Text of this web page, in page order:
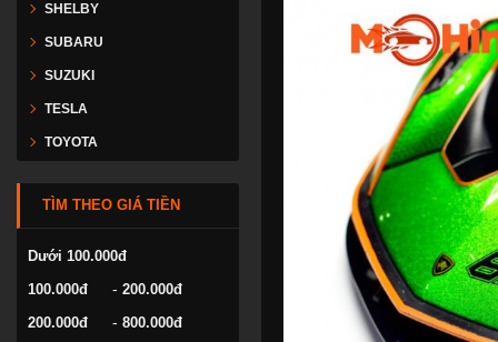
SHELBY
SUBARU
SUZUKI
TESLA
TOYOTA
VOLKSWAGEN
TÌM THEO GIÁ TIỀN
Dưới 100.000đ
100.000đ
- 200.000đ
200.000đ
- 800.000đ